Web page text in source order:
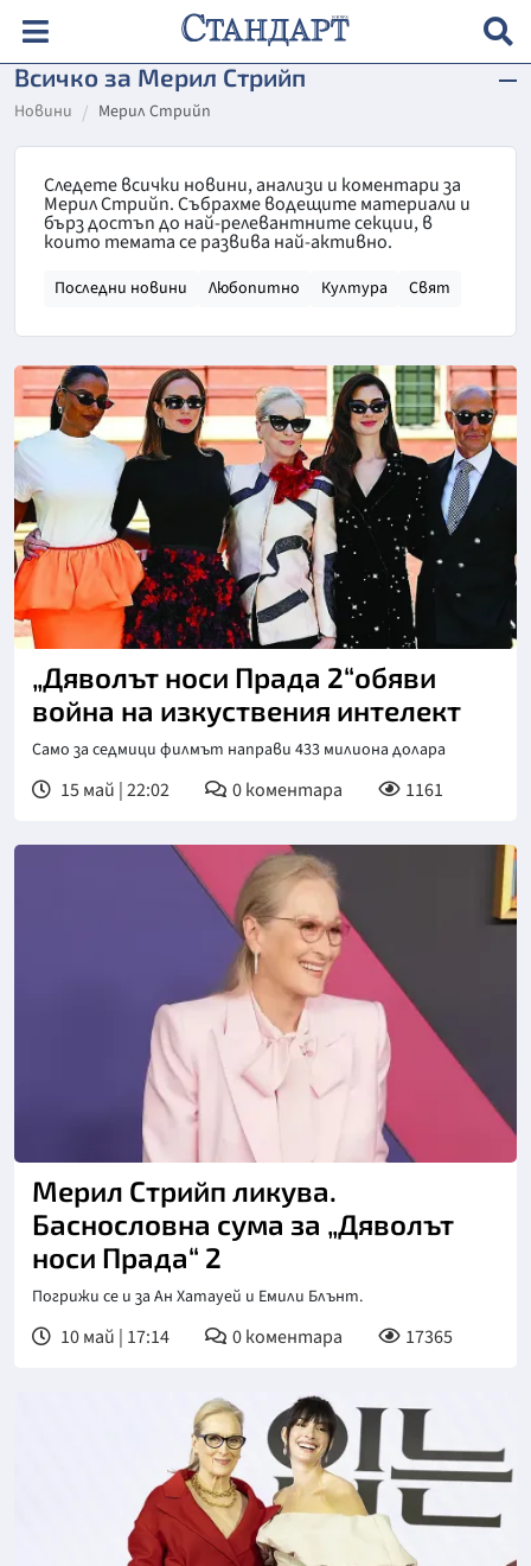
Всичко за Мерил Стрийп
Новини Мерил Стрийп
Следете всички новини, анализи и коментари за
Мерил Стрийп. Събрахме водещите материали и
бърз достъп до най-релевантните секции, в
които темата се развива най-активно.
Последни новини Любопитно Култура Свят
„Дяволът носи Прада 2“обяви
война на изкуствения интелект
Само за седмици филмът направи 433 милиона долара
15 май | 22:02 0коментара 1161
Снимка: БГНЕС
Мерил Стрийп ликува.
Баснословна сума за „Дяволът
носи Прада“ 2
Погрижи се и за Ан Хатауей и Емили Блънт.
10 май | 17:14 0коментара 17365